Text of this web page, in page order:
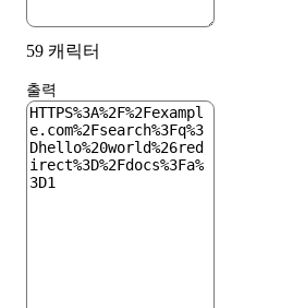
59 캐릭터
출력